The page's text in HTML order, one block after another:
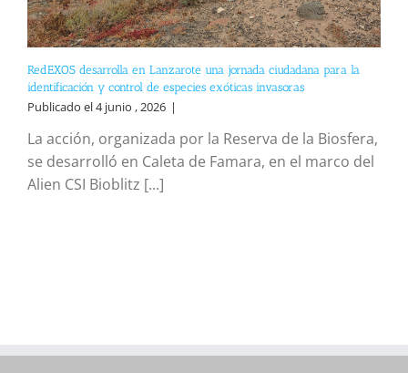
RedEXOS desarrolla en Lanzarote una jornada ciudadana para la
identificación y control de especies exóticas invasoras
Publicado el 4 junio , 2026 |
La acción, organizada por la Reserva de la Biosfera,
se desarrolló en Caleta de Famara, en el marco del
Alien CSI Bioblitz [...]